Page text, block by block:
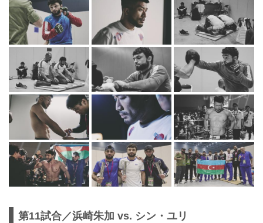
第11試合／浜崎朱加 vs. シン・ユリ